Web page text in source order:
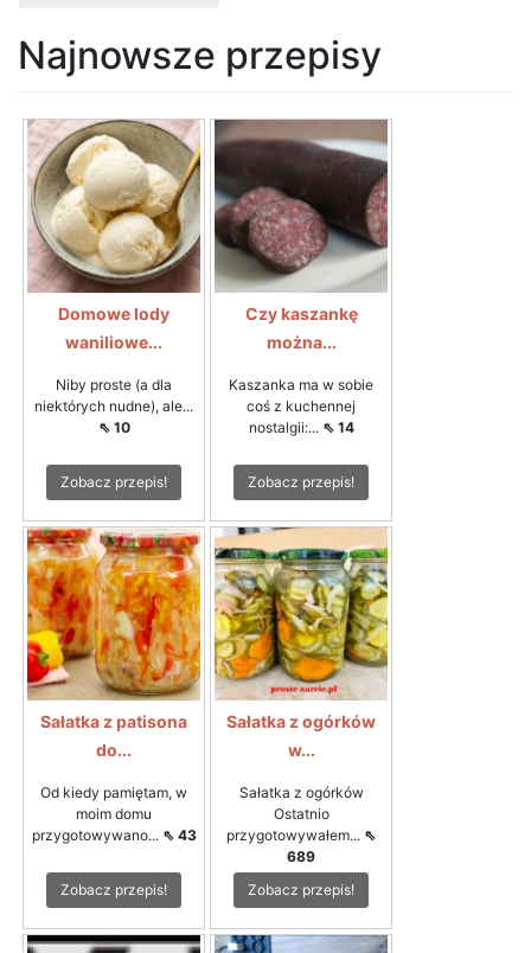
Najnowsze przepisy
Domowe lody
waniliowe...
Niby proste (a dla
niektórych nudne), ale...
⇖ 10
Zobacz przepis!
Czy kaszankę
można...
Kaszanka ma w sobie
coś z kuchennej
nostalgii:... ⇖ 14
Zobacz przepis!
Sałatka z patisona
do...
Od kiedy pamiętam, w
moim domu
przygotowywano... ⇖ 43
Zobacz przepis!
Sałatka z ogórków
w...
Sałatka z ogórków
Ostatnio
przygotowywałem... ⇖
689
Zobacz przepis!